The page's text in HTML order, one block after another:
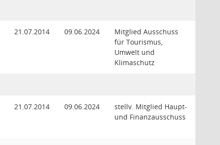
21.07.2014 09.06.2024
Mitglied Ausschuss
für Tourismus,
Umwelt und
Klimaschutz
21.07.2014 09.06.2024
stellv. Mitglied Haupt-
und Finanzausschuss